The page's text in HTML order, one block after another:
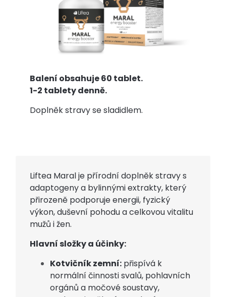
Balení obsahuje 60 tablet.
1-2 tablety denně.
Doplněk stravy se sladidlem.
Liftea Maral je přírodní doplněk stravy s
adaptogeny a bylinnými extrakty, který
přirozeně podporuje energii, fyzický
výkon, duševní pohodu a celkovou vitalitu
mužů i žen.
Hlavní složky a účinky:
Kotvičník zemní: přispívá k
normální činnosti svalů, pohlavních
orgánů a močové soustavy,